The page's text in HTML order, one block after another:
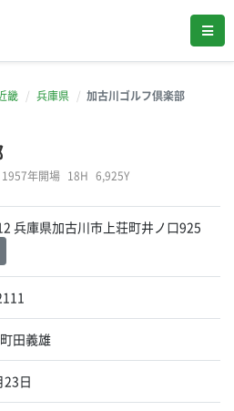
畿 兵庫県 加古川ゴルフ倶楽部
1957年開場 18H 6,925Y
兵庫県加古川市上荘町井ノ口925
田義雄
23日